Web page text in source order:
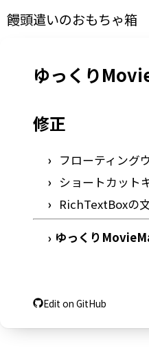
饅頭遣いのおもちゃ箱
ゆっくり
修正
フローティング
ショートカット
RichTextBoxの
› ゆっくり
Edit on GitHub